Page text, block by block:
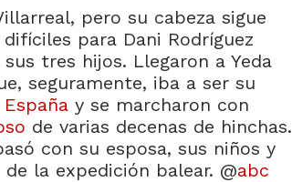
pero su cabeza sigue
para Dani Rodríguez
tres hijos. Llegaron a Yeda
seguramente, iba a ser su
y se marcharon con
de varias decenas de hinchas.
con su esposa, sus niños y
la expedición balear. @abc